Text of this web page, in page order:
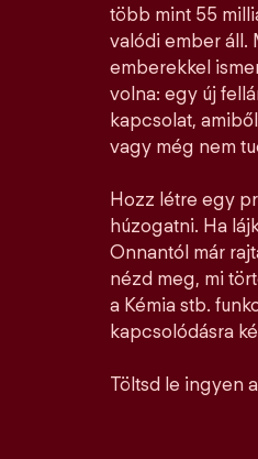
több mint 55
valódi ember áll.
emberekkel
volna: egy új
kapcsolat,
vagy még nem
Hozz létre egy
húzogatni. Ha
Onnantól már
nézd meg, mi
a Kémia stb.
kapcsolódásra
Töltsd le ingyen